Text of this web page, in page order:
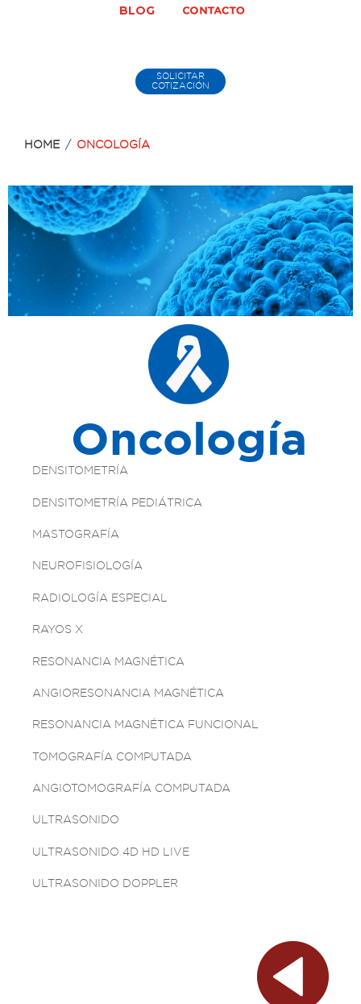
BLOG
SOLICITAR
COTIZACIÓN
HOME / ONCOLOGÍA
ONCOLOGÍA
Oncología
DENSITOMETRÍA
DENSITOMETRÍA PEDIÁTRICA
MASTOGRAFÍA
NEUROFISIOLOGÍA
RADIOLOGÍA ESPECIAL
RAYOS X
RESONANCIA MAGNÉTICA
ANGIORESONANCIA MAGNÉTICA
RESONANCIA MAGNÉTICA FUNCIONAL
TOMOGRAFÍA COMPUTADA
ANGIOTOMOGRAFÍA COMPUTADA
ULTRASONIDO
ULTRASONIDO 4D HD LIVE
ULTRASONIDO DOPPLER